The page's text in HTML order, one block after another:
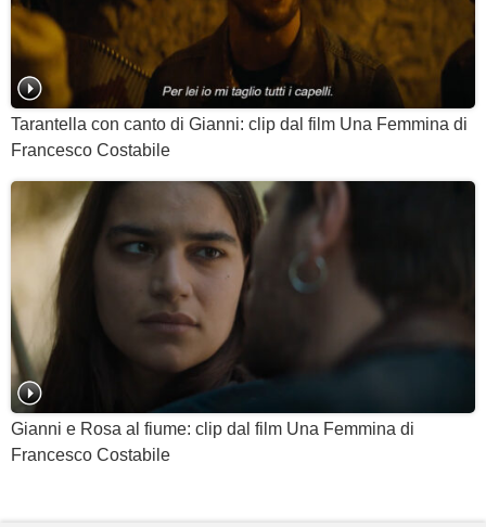
Tarantella con canto di Gianni: clip dal film Una Femmina di
Francesco Costabile
Gianni e Rosa al fiume: clip dal film Una Femmina di
Francesco Costabile